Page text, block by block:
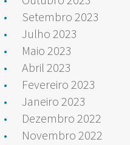
Setembro 2023
Julho 2023
Maio 2023
Abril 2023
Fevereiro 2023
Janeiro 2023
Dezembro 2022
Novembro 2022